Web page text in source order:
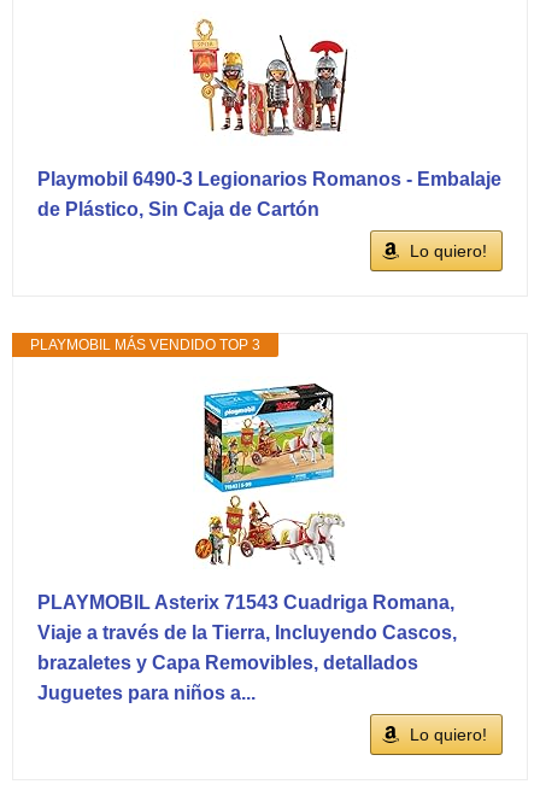
Playmobil 6490-3 Legionarios Romanos - Embalaje
de Plástico, Sin Caja de Cartón
Lo quiero!
PLAYMOBIL MÁS VENDIDO TOP 3
PLAYMOBIL Asterix 71543 Cuadriga Romana,
Viaje a través de la Tierra, Incluyendo Cascos,
brazaletes y Capa Removibles, detallados
Juguetes para niños a...
Lo quiero!